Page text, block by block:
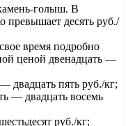
голыш. В
превышает десять руб./
время подробно
ценой двенадцать —
двадцать пять руб./кг;
— двадцать восемь
руб./кг;